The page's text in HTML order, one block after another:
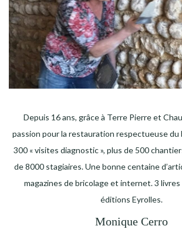
Depuis 16 ans, grâce à Terre Pierre et
passion pour la restauration respectueuse du
300 « visites diagnostic », plus de 500
de 8000 stagiaires. Une bonne centaine
magazines de bricolage et internet. 3
éditions Eyrolles.
Monique Cerro